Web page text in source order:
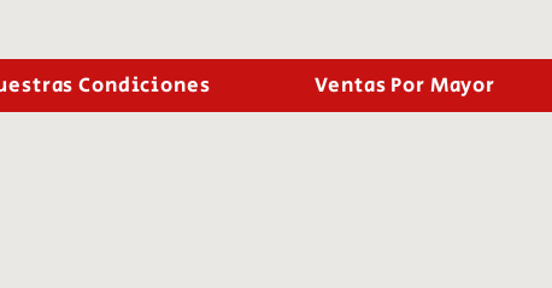
Condiciones Ventas Por Mayor